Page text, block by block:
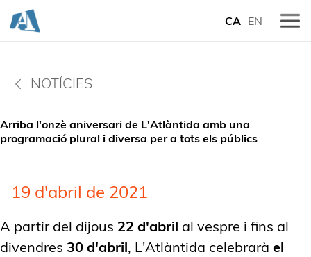
CA EN
NOTÍCIES
Arriba l'onzè aniversari de L'Atlàntida amb una
programació plural i diversa per a tots els públics
19 d'abril de 2021
A partir del dijous 22 d'abril al vespre i fins al
divendres 30 d'abril, L'Atlàntida celebrarà el